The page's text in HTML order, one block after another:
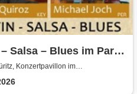
Salsa – Blues im Park
Guyat, Charlie
& Friends
Konzertpavillon im